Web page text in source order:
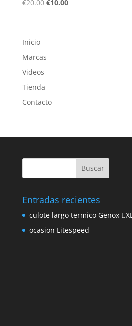
€20.00 El
€10.00El
Inicio
Marcas
Videos
Tienda
Contacto
Entradas recientes
culote largo termico Genox t.XL
ocasion Litespeed